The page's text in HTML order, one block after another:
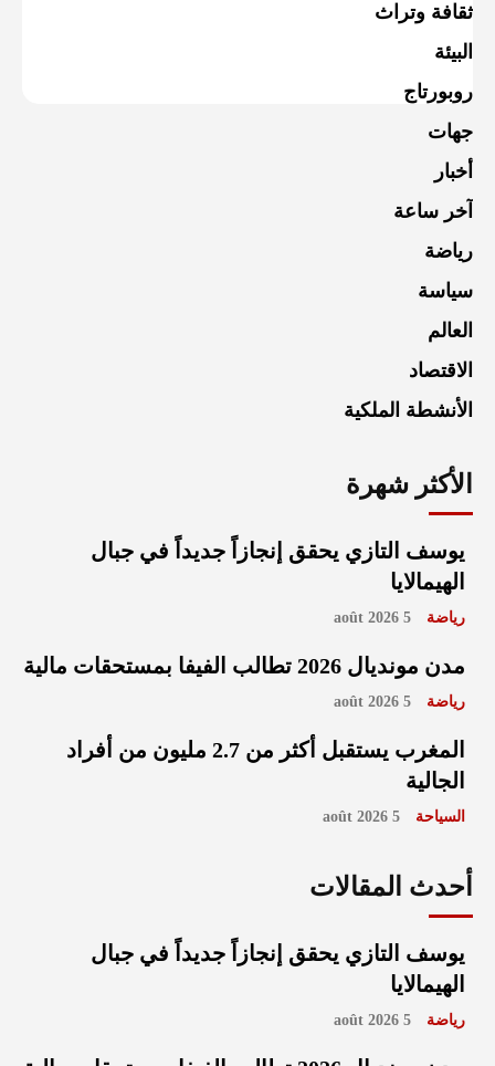
ثقافة وتراث
البيئة
روبورتاج
جهات
أخبار
آخر ساعة
رياضة
سياسة
العالم
الاقتصاد
الأنشطة الملكية
الأكثر شهرة
يوسف التازي يحقق إنجازاً جديداً في جبال
الهيمالايا
رياضة 5 août 2026
مدن مونديال 2026 تطالب الفيفا بمستحقات مالية
رياضة 5 août 2026
المغرب يستقبل أكثر من 2.7 مليون من أفراد
الجالية
السياحة 5 août 2026
أحدث المقالات
يوسف التازي يحقق إنجازاً جديداً في جبال
الهيمالايا
رياضة 5 août 2026